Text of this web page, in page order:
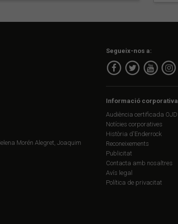
Morén Alegret, Joaquim
Segueix-nos a:
Informació corporativa
Audiència certificada OJD
Notícies corporatives
Història d'Enderrock
Reconeixements
Publicitat
Contacta amb nosaltres
Avís legal
Política de privacitat